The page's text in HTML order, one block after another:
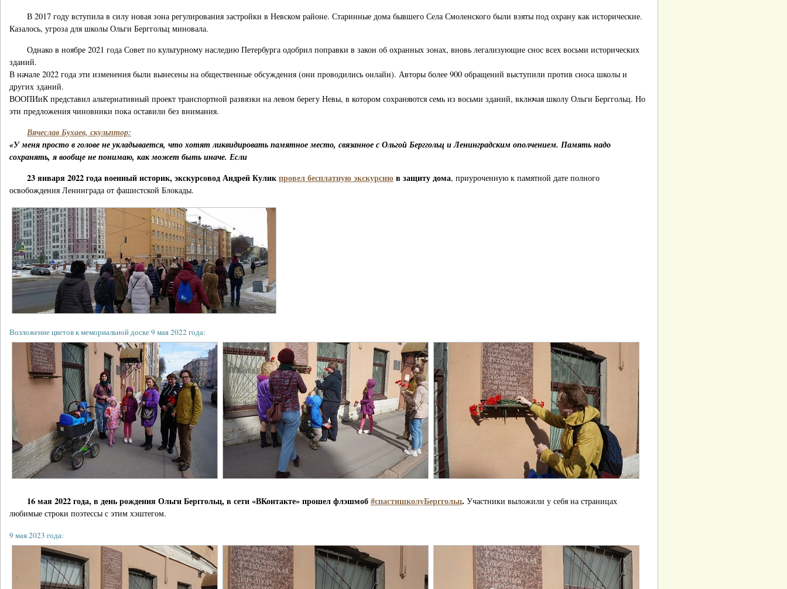
В 2017 году вступила в силу новая зона регулирования застройки в Невском районе. Старинные дома бывшего Села Смоленского были взяты под охрану как исторические.
Казалось, угроза для школы Ольги Берггольц миновала.
Однако в ноябре 2021 года Совет по культурному наследию Петербурга одобрил поправки в закон об охранных зонах, вновь легализующие снос всех восьми исторических
зданий.
В начале 2022 года эти изменения были вынесены на общественные обсуждения (они проводились онлайн). Авторы более 900 обращений выступили против сноса школы и
других зданий.
ВООПИиК представил альтернативный проект транспортной развязки на левом берегу Невы, в котором сохраняются семь из восьми зданий, включая школу Ольги Берггольц. Но
эти предложения чиновники пока оставили без внимания.
Вячеслав Бухаев, скульптор:
«У меня просто в голове не укладывается, что хотят ликвидировать памятное место, связанное с Ольгой Берггольц и Ленинградским ополчением. Память надо
сохранять, я вообще не понимаю, как может быть иначе. Если
23 января 2022 года военный историк, экскурсовод Андрей Куликпровел бесплатную экскурсиюв защиту дома, приуроченную к памятной дате полного
освобождения Ленинграда от фашистской Блокады.
Возложение цветов к мемориальной доске 9 мая 2022 года:
16 мая 2022 года, в день рождения Ольги Берггольц, в сети «ВКонтакте» прошел флэшмоб#спастишколуБерггольц. Участники выложили у себя на страницах
любимые строки поэтессы с этим хэштегом.
9 мая 2023 года: